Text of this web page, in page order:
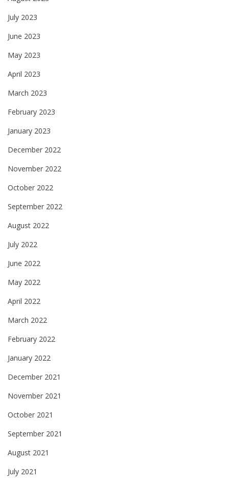
July 2023
June 2023
May 2023
April 2023
March 2023
February 2023
January 2023
December 2022
November 2022
October 2022
September 2022
August 2022
July 2022
June 2022
May 2022
April 2022
March 2022
February 2022
January 2022
December 2021
November 2021
October 2021
September 2021
August 2021
July 2021